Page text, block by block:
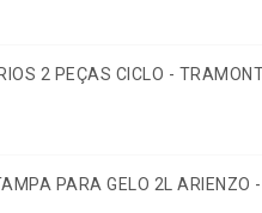
2 PEÇAS CICLO -
PARA GELO 2L ARIENZO -